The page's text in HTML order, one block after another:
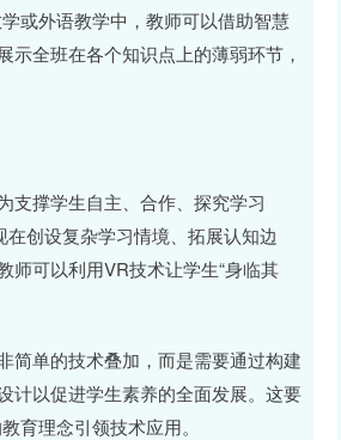
或外语教学中，教师可以借助智慧
全班在各个知识点上的薄弱环节，
支撑学生自主、合作、探究学习
创设复杂学习情境、拓展认知边
师可以利用VR技术让学生“身临其
简单的技术叠加，而是需要通过构建
计以促进学生素养的全面发展。这要
育理念引领技术应用。